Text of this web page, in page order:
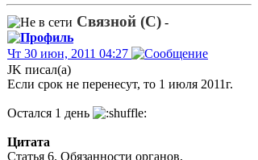
Связной (С) -
Чт 30 июн, 2011 04:27
JK писал(а)
Если срок не перенесут, то 1 июля 2011г.
Остался 1 день
Цитата
Статья 6. Обязанности органов,